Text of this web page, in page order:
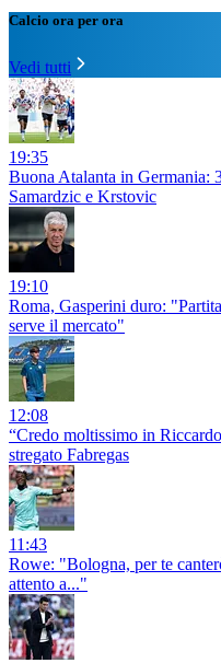
Calcio ora per ora
Vedi tutti
19:35
Buona Atalanta in Germania:
Samardzic e Krstovic
19:10
Roma, Gasperini duro:
serve il mercato"
12:08
“Credo moltissimo in
stregato Fabregas
11:43
Rowe: "Bologna, per te
attento a..."